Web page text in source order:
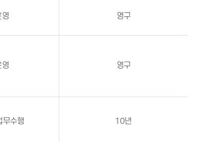
영 영구
영 영구
무수행 10년